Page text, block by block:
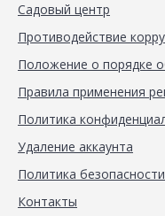
Садовый центр
Противодействие
Положение о порядке
Правила применения
Политика
Удаление аккаунта
Политика
Контакты